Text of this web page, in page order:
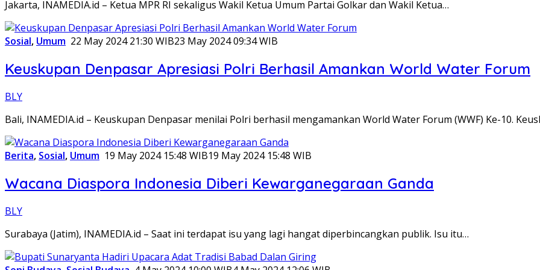
Jakarta, INAMEDIA.id – Ketua MPR RI sekaligus Wakil Ketua Umum Partai Golkar dan Wakil Ketua…
Sosial, Umum 22 May 2024 21:30 WIB23 May 2024 09:34 WIB
Keuskupan Denpasar Apresiasi Polri Berhasil Amankan World Water Forum
BLY
Bali, INAMEDIA.id – Keuskupan Denpasar menilai Polri berhasil mengamankan World Water Forum (WWF) Ke-10.
Berita, Sosial, Umum 19 May 2024 15:48 WIB19 May 2024 15:48 WIB
Wacana Diaspora Indonesia Diberi Kewarganegaraan Ganda
BLY
Surabaya (Jatim), INAMEDIA.id – Saat ini terdapat isu yang lagi hangat diperbincangkan publik. Isu itu…